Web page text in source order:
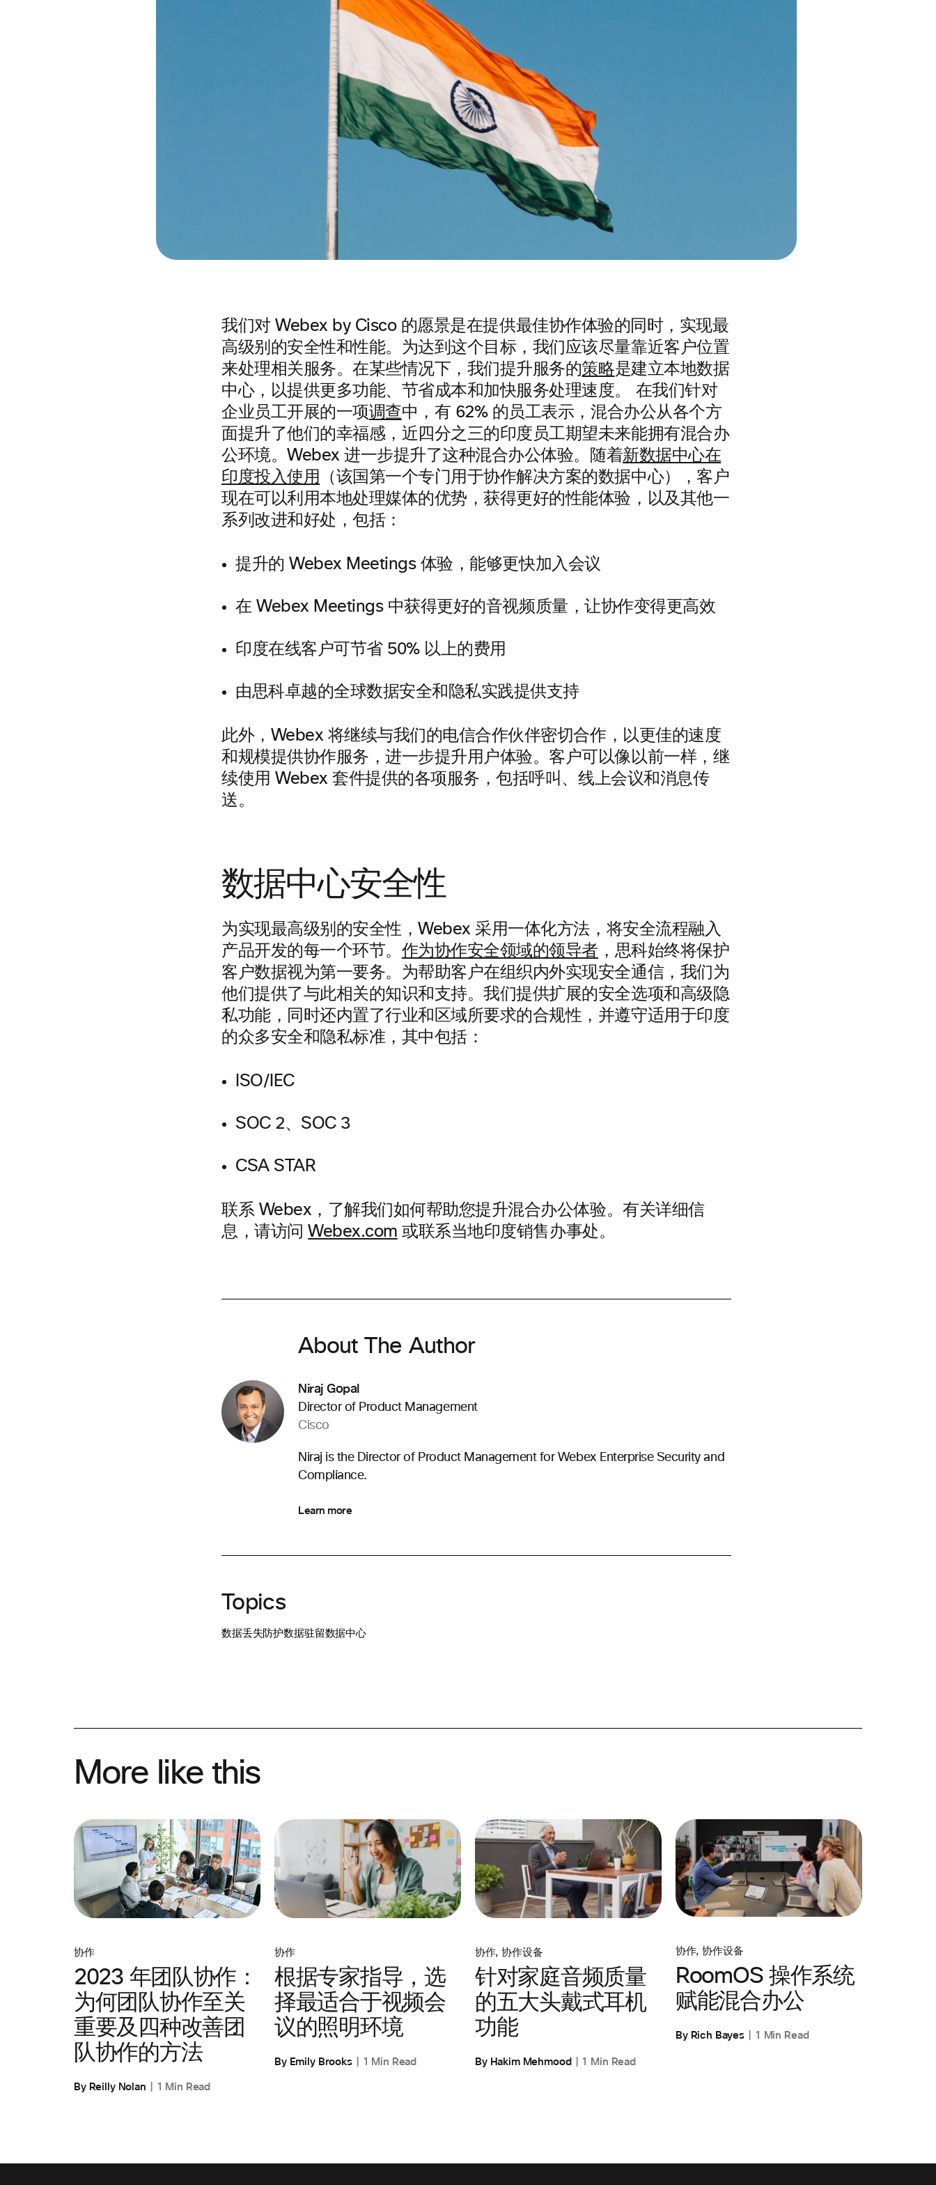
我们对 Webex by Cisco 的愿景是在提供最佳协作体验的同时，实现最
高级别的安全性和性能。为达到这个目标，我们应该尽量靠近客户位置
来处理相关服务。在某些情况下，我们提升服务的策略是建立本地数据
中心，以提供更多功能、节省成本和加快服务处理速度。 在我们针对
企业员工开展的一项调查中，有 62% 的员工表示，混合办公从各个方
面提升了他们的幸福感，近四分之三的印度员工期望未来能拥有混合办
公环境。Webex 进一步提升了这种混合办公体验。随着新数据中心在
印度投入使用
（该国第一个专门用于协作解决方案的数据中心），客户
现在可以利用本地处理媒体的优势，获得更好的性能体验，以及其他一
系列改进和好处，包括：
提升的 Webex Meetings 体验，能够更快加入会议
在 Webex Meetings 中获得更好的音视频质量，让协作变得更高效
印度在线客户可节省 50% 以上的费用
由思科卓越的全球数据安全和隐私实践提供支持
此外，Webex 将继续与我们的电信合作伙伴密切合作，以更佳的速度
和规模提供协作服务，进一步提升用户体验。客户可以像以前一样，继
续使用 Webex 套件提供的各项服务，包括呼叫、线上会议和消息传
送。
数据中心安全性
为实现最高级别的安全性，Webex 采用一体化方法，将安全流程融入
产品开发的每一个环节。 作为协作安全领域的领导者 ，思科始终将保护
客户数据视为第一要务。为帮助客户在组织内外实现安全通信，我们为
他们提供了与此相关的知识和支持。我们提供扩展的安全选项和高级隐
私功能，同时还内置了行业和区域所要求的合规性，并遵守适用于印度
的众多安全和隐私标准，其中包括：
ISO/IEC
SOC 2、SOC 3
CSA STAR
联系 Webex，了解我们如何帮助您提升混合办公体验。有关详细信
息，请访问Webex.com 或联系当地印度销售办事处。
About The Author
Niraj Gopal
Director of Product Management
Cisco
Niraj is the Director of Product Management for Webex Enterprise Security and
Compliance.
Learn more
Topics
数据丢失防护数据驻留数据中心
More like this
协作
2023 年团队协作：
为何团队协作至关
重要及四种改善团
队协作的方法
By Reilly Nolan 1 Min Read
协作
根据专家指导，选
择最适合于视频会
议的照明环境
By Emily Brooks 1 Min Read
协作,协作设备
针对家庭音频质量
的五大头戴式耳机
功能
By Hakim Mehmood 1 Min Read
协作,协作设备
RoomOS 操作系统
赋能混合办公
By Rich Bayes 1 Min Read